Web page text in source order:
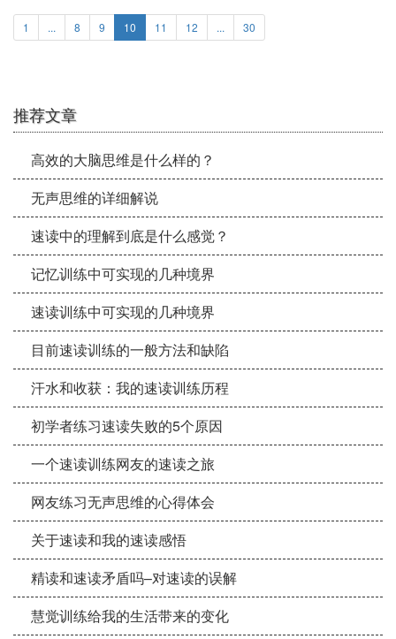
1 ... 8 9 10 11 12 ... 30
推荐文章
高效的大脑思维是什么样的？
无声思维的详细解说
速读中的理解到底是什么感觉？
记忆训练中可实现的几种境界
速读训练中可实现的几种境界
目前速读训练的一般方法和缺陷
汗水和收获：我的速读训练历程
初学者练习速读失败的5个原因
一个速读训练网友的速读之旅
网友练习无声思维的心得体会
关于速读和我的速读感悟
精读和速读矛盾吗–对速读的误解
慧觉训练给我的生活带来的变化